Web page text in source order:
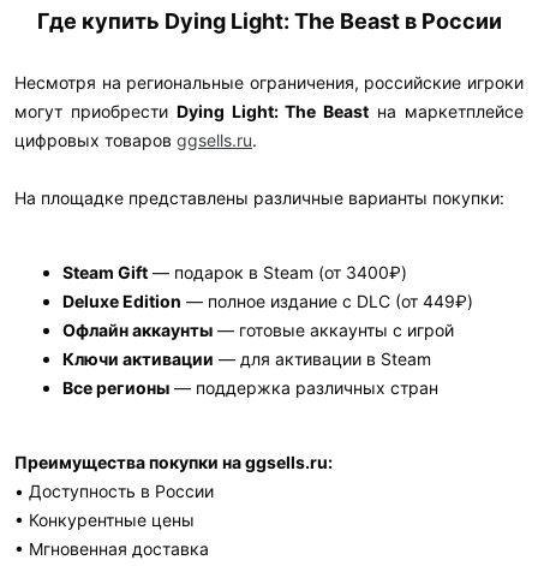
Где купить Dying Light: The Beast в России
Несмотря на региональные ограничения, российские игроки
могут приобрести Dying Light: The Beast на маркетплейсе
цифровых товаров ggsells.ru.
На площадке представлены различные варианты покупки:
Steam Gift — подарок в Steam (от 3400₽)
Deluxe Edition — полное издание с DLC (от 449₽)
Офлайн аккаунты — готовые аккаунты с игрой
Ключи активации — для активации в Steam
Все регионы — поддержка различных стран
Преимущества покупки на ggsells.ru:
• Доступность в России
• Конкурентные цены
• Мгновенная доставка